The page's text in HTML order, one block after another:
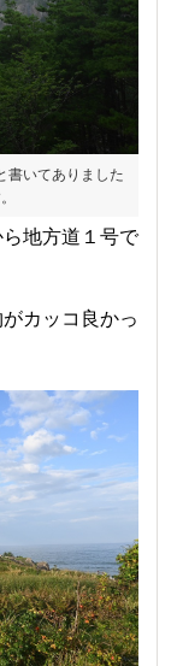
書いてありました
地方道１号で
カッコ良かっ